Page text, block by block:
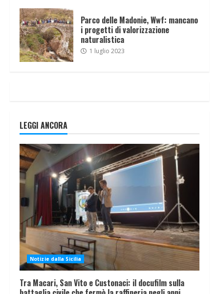
Parco delle Madonie, Wwf: mancano
i progetti di valorizzazione
naturalistica
1 luglio 2023
LEGGI ANCORA
Notizie dalla Sicilia
Tra Macari, San Vito e Custonaci: il docufilm sulla